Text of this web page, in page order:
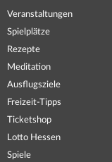
Veranstaltungen
Spielplätze
Rezepte
Meditation
Ausflugsziele
Freizeit-Tipps
Ticketshop
Lotto Hessen
Spiele